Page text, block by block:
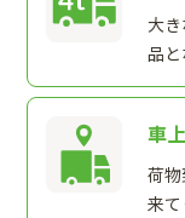
大
品と
車
荷
来て